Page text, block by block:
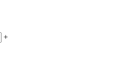
+